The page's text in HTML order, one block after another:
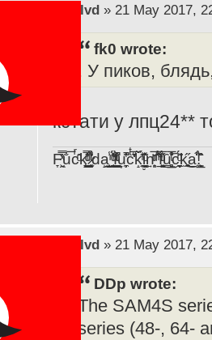
lvd» 21 May 2017,
fk0 wrote:
. У пиков,
кстати у лпц24**
F̞͖̭̿̔ͯu̐̅cͬ̑ͩk̨̤̳͇̮̭̪̠̽̿̓̆ͭͩ ̷̩̰͎̩͓̘̾̀ͬ̊ͭ͛ͅda̝̺͙̬͎̝̾͟ ̰̜̝̯͉̯̖̓̎́ͨ̽ͫ͟f̟͇̭̀ͬͨͭ̐̚u̹̼̹̗̞͑̔͂͐̚cͭ̅̊̆̒̆ǩ̝̩̯́ͥ̔̍̑ḭ͓͍̳̬ͦ̽͂n͍͎͈̈̅ͩͬ ̊ͫ̂̾̑̈́f̲͚͉͓͗̋́ͧͦ̅ȗ͇̲̻͈̲̅̎͗͒ͭ͡c̬̟̠̹̯̈́ͩ͘ͅk̫̠̻̋͜a̲͒̾̇!͙͕̺͉̗̩̲̂̏̄̀
lvd» 21 May 2017,
DDp wrote:
The SAM4S
series (48-, 64-